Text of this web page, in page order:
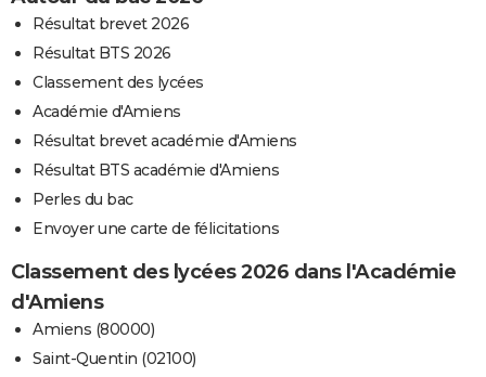
Résultat brevet 2026
Résultat BTS 2026
Classement des lycées
Académie d'Amiens
Résultat brevet académie d'Amiens
Résultat BTS académie d'Amiens
Perles du bac
Envoyer une carte de félicitations
Classement des lycées 2026 dans l'Académie
d'Amiens
Amiens (80000)
Saint-Quentin (02100)